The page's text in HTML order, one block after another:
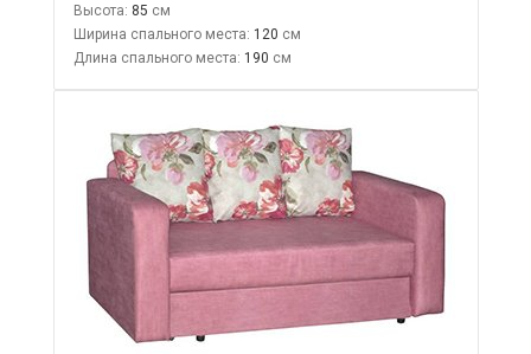
Высота: 85
Ширина спального места: 120
Длина спального места: 190